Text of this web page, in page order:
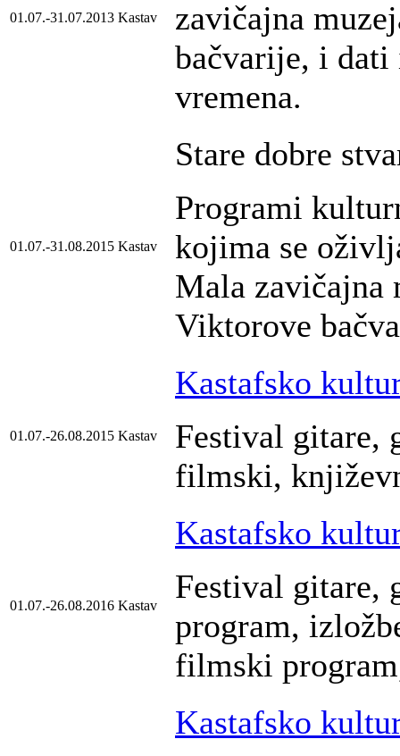
01.07.-31.07.2013 Kastav
zavičajna
bačvarije, i
vremena.
01.07.-31.08.2015 Kastav
Stare dobre
Programi
kojima se
Mala zavičajna
Viktorove
01.07.-26.08.2015 Kastav
Kastafsko
Festival gitare,
filmski,
01.07.-26.08.2016 Kastav
Kastafsko
Festival gitare,
program,
filmski
Kastafsko